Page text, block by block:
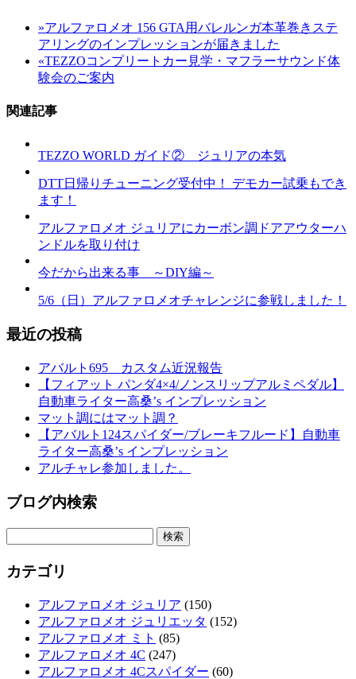
»アルファロメオ 156 GTA用バレルンガ本革巻きステ
アリングのインプレッションが届きました
«TEZZOコンプリートカー見学・マフラーサウンド体
験会のご案内
関連記事
TEZZO WORLD ガイド② ジュリアの本気
DTT日帰りチューニング受付中！ デモカー試乗もでき
ます！
アルファロメオ ジュリアにカーボン調ドアアウターハ
ンドルを取り付け
今だから出来る事 ～DIY編～
5/6（日）アルファロメオチャレンジに参戦しました！
最近の投稿
アバルト695 カスタム近況報告
【フィアット パンダ4×4/ノンスリップアルミペダル】
自動車ライター高桑’s インプレッション
マット調にはマット調？
【アバルト124スパイダー/ブレーキフルード】自動車
ライター高桑’s インプレッション
アルチャレ参加しました。
ブログ内検索
カテゴリ
アルファロメオ ジュリア (150)
アルファロメオ ジュリエッタ (152)
アルファロメオ ミト (85)
アルファロメオ 4C (247)
アルファロメオ 4Cスパイダー (60)